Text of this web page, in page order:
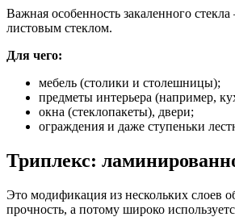
Важная особенность закаленного
листовым стеклом.
Для чего:
мебель (столики и столешницы);
предметы интерьера (например,
окна (стеклопакеты), двери;
ограждения и даже ступеньки
Триплекс:
Это модификация из нескольких слоев
прочность, а потому широко